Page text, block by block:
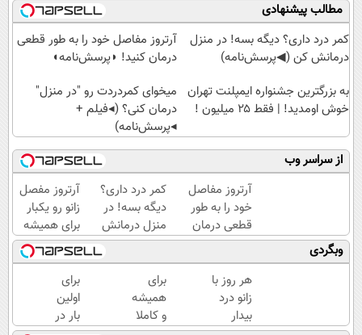
مطالب پیشنهادی
کمر درد داری؟ دیگه بسه! در منزل
درمانش کن (◀پرسش‌نامه)
آرتروز مفاصل خود را به طور قطعی
درمان کنید! ◗پرسش‌نامه◖
به بزرگترین جشنواره ایمپلنت تهران
خوش اومدید! | فقط ۲۵ میلیون !
میخوای کمردردت رو "در منزل"
درمان کنی؟ (◂فیلم +
◂پرسش‌نامه)
از سراسر وب
آرتروز مفاصل
خود را به طور
قطعی درمان
کنید!
◗پرسش‌نامه◖
کمر درد داری؟
دیگه بسه! در
منزل درمانش
کن
(◀پرسش‌نامه)
آرتروز مفصل
زانو رو یکبار
برای همیشه
درمان کن!
◗پرسش‌نامه◖
وبگردی
هر روز با
زانو درد
بیدار
برای
همیشه
و کاملا
برای
اولین
بار در